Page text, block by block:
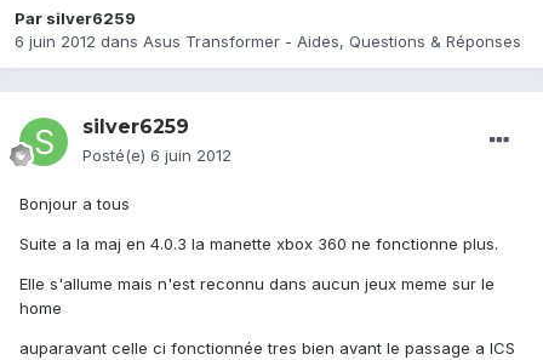
Par silver6259
6 juin 2012 dans Asus Transformer - Aides, Questions & Réponses
silver6259
Posté(e) 6 juin 2012
Bonjour a tous
Suite a la maj en 4.0.3 la manette xbox 360 ne fonctionne plus.
Elle s'allume mais n'est reconnu dans aucun jeux meme sur le
home
auparavant celle ci fonctionnée tres bien avant le passage a ICS